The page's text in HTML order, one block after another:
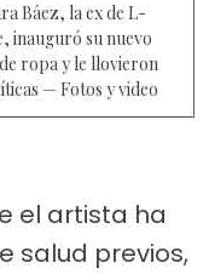
Báez, la ex de L-
inauguró su nuevo
ropa y le llovieron
— Fotos y video
el artista ha
salud previos,